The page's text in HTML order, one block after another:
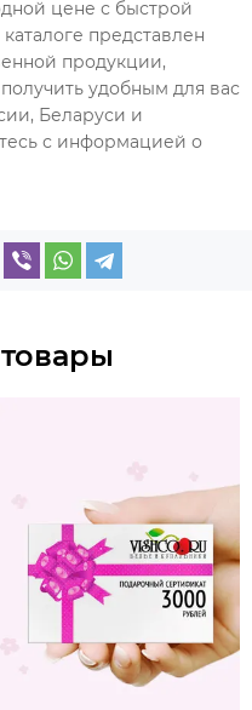
цене с быстрой
представлен
продукции,
удобным для вас
Беларуси и
с информацией о